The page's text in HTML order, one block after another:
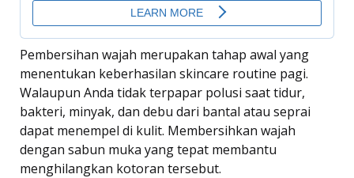
Pembersihan wajah merupakan tahap awal yang
menentukan keberhasilan skincare routine pagi.
Walaupun Anda tidak terpapar polusi saat tidur,
bakteri, minyak, dan debu dari bantal atau seprai
dapat menempel di kulit. Membersihkan wajah
dengan sabun muka yang tepat membantu
menghilangkan kotoran tersebut.